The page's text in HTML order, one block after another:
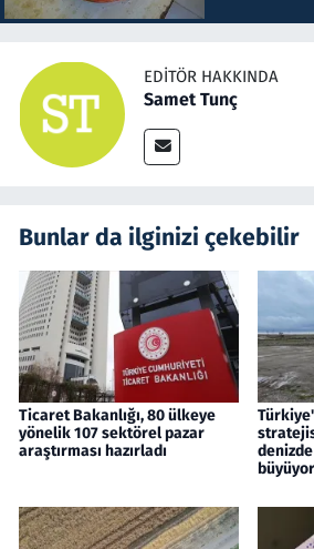
EDITÖR HAKKINDA
Samet Tunç
Bunlar da ilginizi çekebilir
Ticaret Bakanlığı, 80 ülkeye
yönelik 107 sektörel pazar
araştırması hazırladı
büyüyor